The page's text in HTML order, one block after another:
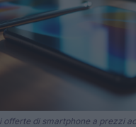
offerte di smartphone a prezzi